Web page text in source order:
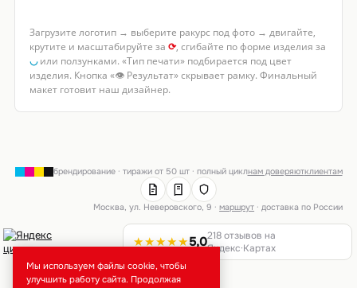
Загрузите логотип → выберите ракурс под фото → двигайте,
крутите и масштабируйте за ⟳, сгибайте по форме изделия за
◡или ползунками. «Тип печати» подбирается под цвет
изделия. Кнопка «👁 Результат» скрывает рамку. Финальный
макет готовит наш дизайнер.
брендирование · тиражи от 50 шт · полный циклнам доверяютклиентам
Москва, ул. Неверовского, 9 ·маршрут · доставка по России
★★★★★5,0218 отзывов на
Яндекс·Картах
Мы используем файлы cookie, чтобы
улучшить работу сайта. Продолжая